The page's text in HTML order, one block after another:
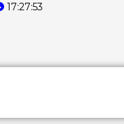
17:27:54